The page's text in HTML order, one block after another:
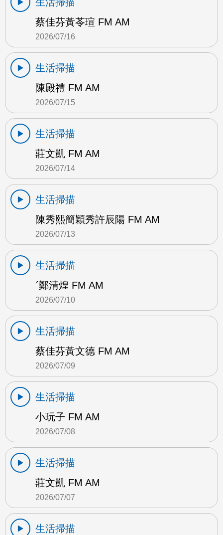
蔡佳芬黃苓瑄 FM AM
2026/07/16
生活掃描
陳殿禮 FM AM
2026/07/15
生活掃描
莊文凱 FM AM
2026/07/14
生活掃描
陳秀熙簡穎秀許辰陽 FM AM
2026/07/13
生活掃描
ˊ鄭清煌 FM AM
2026/07/10
生活掃描
蔡佳芬黃文德 FM AM
2026/07/09
生活掃描
小玩子 FM AM
2026/07/08
生活掃描
莊文凱 FM AM
2026/07/07
生活掃描